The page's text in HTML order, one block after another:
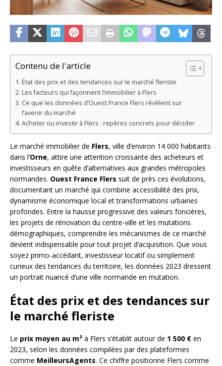
Contenu de l'article
État des prix et des tendances sur le marché fleriste
Les facteurs qui façonnent l’immobilier à Flers
Ce que les données d’Ouest France Flers révèlent sur
l’avenir du marché
Acheter ou investir à Flers : repères concrets pour décider
Le marché immobilier de Flers, ville d’environ 14 000 habitants
dans l’Orne, attire une attention croissante des acheteurs et
investisseurs en quête d’alternatives aux grandes métropoles
normandes. Ouest France Flers suit de près ces évolutions,
documentant un marché qui combine accessibilité des prix,
dynamisme économique local et transformations urbaines
profondes. Entre la hausse progressive des valeurs foncières,
les projets de rénovation du centre-ville et les mutations
démographiques, comprendre les mécanismes de ce marché
devient indispensable pour tout projet d’acquisition. Que vous
soyez primo-accédant, investisseur locatif ou simplement
curieux des tendances du territoire, les données 2023 dressent
un portrait nuancé d’une ville normande en mutation.
État des prix et des tendances sur
le marché fleriste
Le prix moyen au m² à Flers s’établit autour de 1 500 € en
2023, selon les données compilées par des plateformes
comme MeilleursAgents. Ce chiffre positionne Flers comme